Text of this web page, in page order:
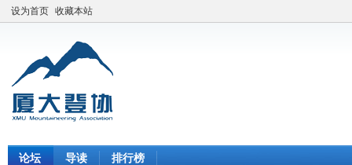
设为首页 收藏本站
论坛 导读 排行榜